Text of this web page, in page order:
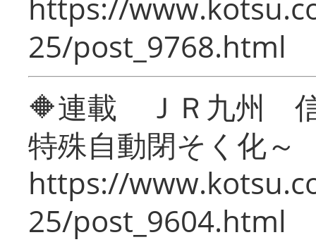
https://
25/post_9768.html
🔶連載 ＪＲ九州 信
特殊自動閉そく化～
https://
25/post_9604.html